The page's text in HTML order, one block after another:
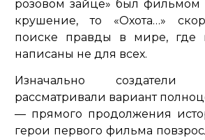
розовом зайце» был фильмом
крушение, то «Охота…»
поиске правды в мире, где
написаны не для всех.
Изначально создатели
рассматривали вариант
— прямого продолжения
герои первого фильма